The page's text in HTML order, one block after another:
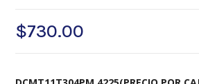
$730.00